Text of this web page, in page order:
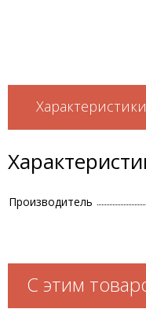
Характеристики
Производитель
С этим